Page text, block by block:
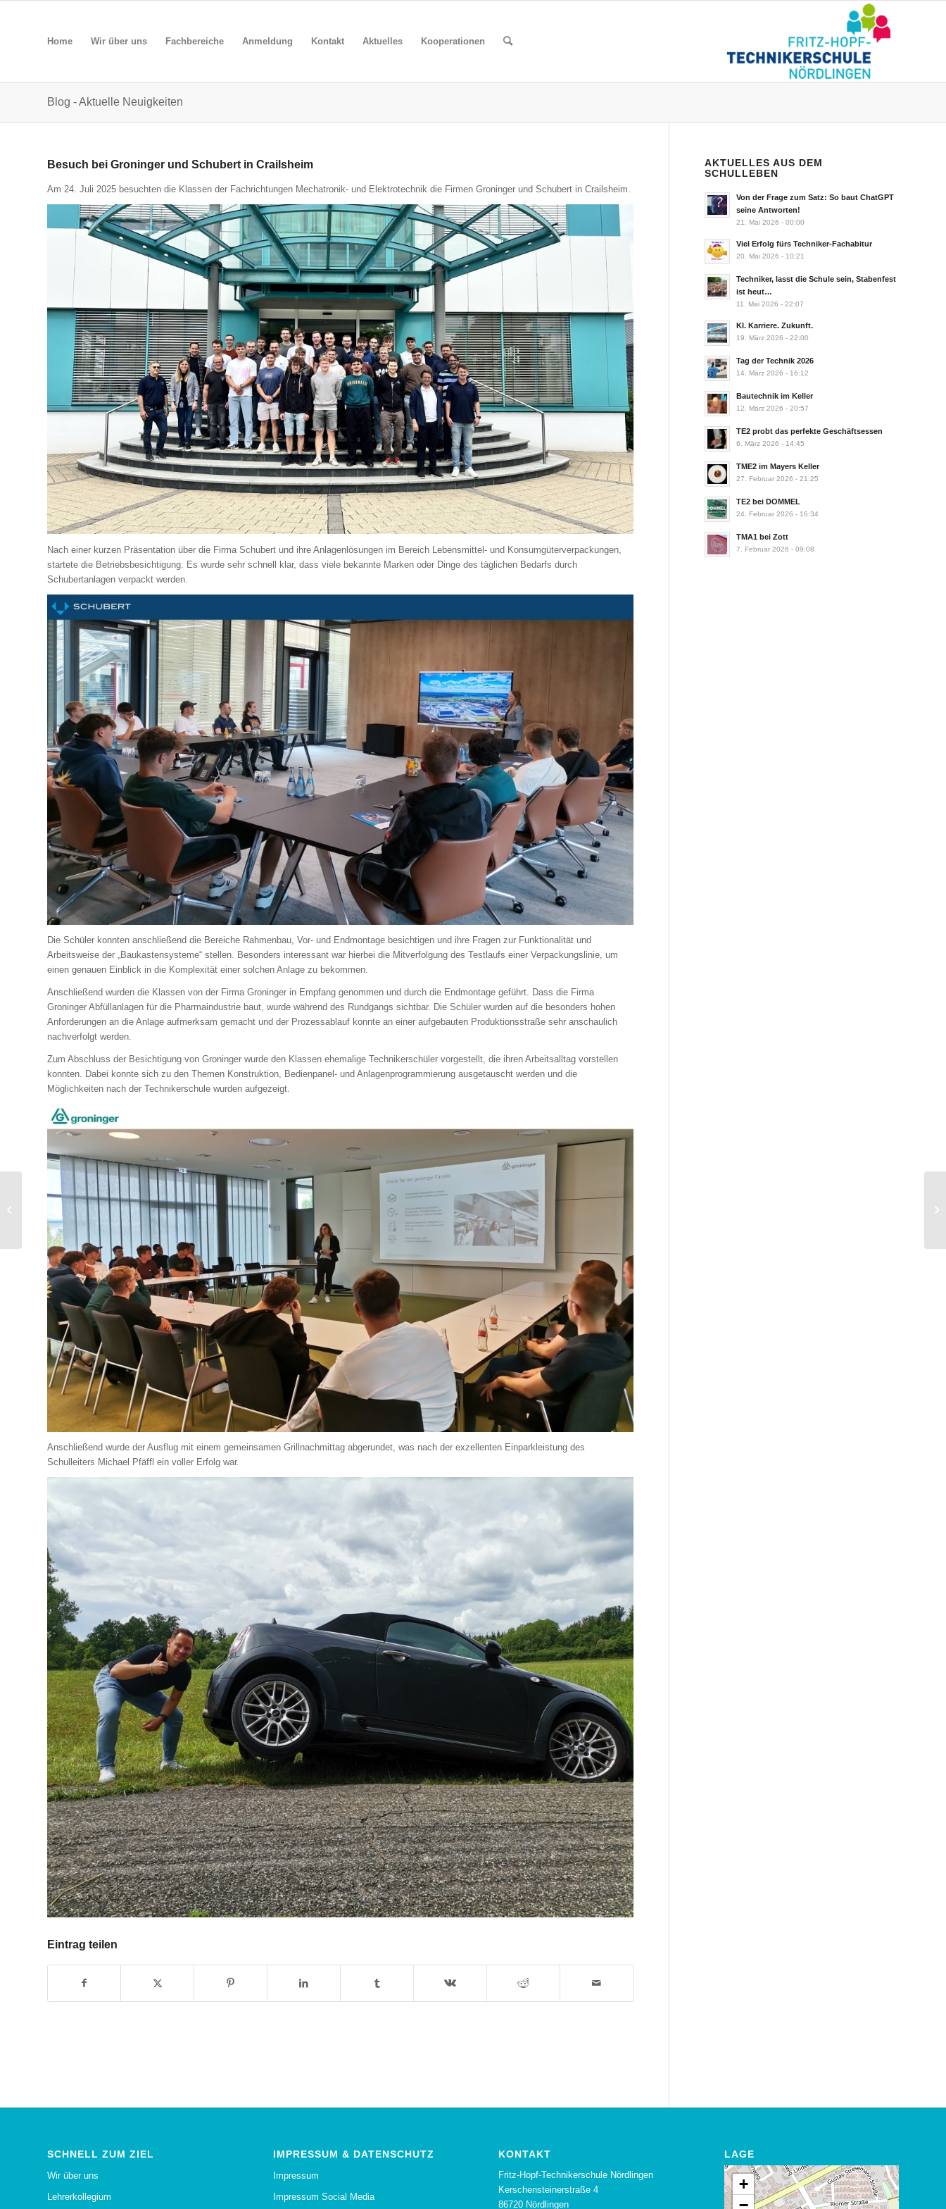
Home Wir über uns Fachbereiche Anmeldung Kontakt Aktuelles Kooperationen
Blog - Aktuelle Neuigkeiten
Besuch bei Groninger und Schubert in Crailsheim
Am 24. Juli 2025 besuchten die Klassen der Fachrichtungen Mechatronik- und Elektrotechnik die Firmen Groninger und Schubert in Crailsheim.
Nach einer kurzen Präsentation über die Firma Schubert und ihre Anlagenlösungen im Bereich Lebensmittel- und Konsumgüterverpackungen,
startete die Betriebsbesichtigung. Es wurde sehr schnell klar, dass viele bekannte Marken oder Dinge des täglichen Bedarfs durch
Schubertanlagen verpackt werden.
Die Schüler konnten anschließend die Bereiche Rahmenbau, Vor- und Endmontage besichtigen und ihre Fragen zur Funktionalität und
Arbeitsweise der „Baukastensysteme“ stellen. Besonders interessant war hierbei die Mitverfolgung des Testlaufs einer Verpackungslinie, um
einen genauen Einblick in die Komplexität einer solchen Anlage zu bekommen.
Anschließend wurden die Klassen von der Firma Groninger in Empfang genommen und durch die Endmontage geführt. Dass die Firma
Groninger Abfüllanlagen für die Pharmaindustrie baut, wurde während des Rundgangs sichtbar. Die Schüler wurden auf die besonders hohen
Anforderungen an die Anlage aufmerksam gemacht und der Prozessablauf konnte an einer aufgebauten Produktionsstraße sehr anschaulich
nachverfolgt werden.
Zum Abschluss der Besichtigung von Groninger wurde den Klassen ehemalige Technikerschüler vorgestellt, die ihren Arbeitsalltag vorstellen
konnten. Dabei konnte sich zu den Themen Konstruktion, Bedienpanel- und Anlagenprogrammierung ausgetauscht werden und die
Möglichkeiten nach der Technikerschule wurden aufgezeigt.
Anschließend wurde der Ausflug mit einem gemeinsamen Grillnachmittag abgerundet, was nach der exzellenten Einparkleistung des
Schulleiters Michael Pfäffl ein voller Erfolg war.
Eintrag teilen
AKTUELLES AUS DEM
SCHULLEBEN
Von der Frage zum Satz: So baut ChatGPT
seine Antworten!
21. Mai 2026 - 00:00
Viel Erfolg fürs Techniker-Fachabitur
20. Mai 2026 - 10:21
Techniker, lasst die Schule sein, Stabenfest
ist heut…
11. Mai 2026 - 22:07
KI. Karriere. Zukunft.
19. März 2026 - 22:00
Tag der Technik 2026
14. März 2026 - 16:12
Bautechnik im Keller
12. März 2026 - 20:57
TE2 probt das perfekte Geschäftsessen
6. März 2026 - 14:45
TME2 im Mayers Keller
27. Februar 2026 - 21:25
TE2 bei DOMMEL
24. Februar 2026 - 16:34
TMA1 bei Zott
7. Februar 2026 - 09:08
SCHNELL ZUM ZIEL
Wir über uns
Lehrerkollegium
IMPRESSUM & DATENSCHUTZ
Impressum
Impressum Social Media
KONTAKT
Fritz-Hopf-Technikerschule Nördlingen
Kerschensteinerstraße 4
86720 Nördlingen
LAGE
+
−
Techniker-
Fussballturnier